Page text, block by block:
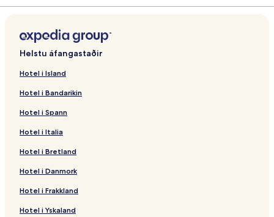
Helstu áfangastaðir
Hotel i Island
Hotel i Bandarikin
Hotel i Spann
Hotel i Italia
Hotel i Bretland
Hotel i Danmork
Hotel i Frakkland
Hotel i Yskaland